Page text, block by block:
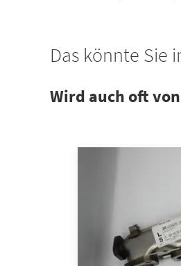
Das könnte Sie
Wird auch oft